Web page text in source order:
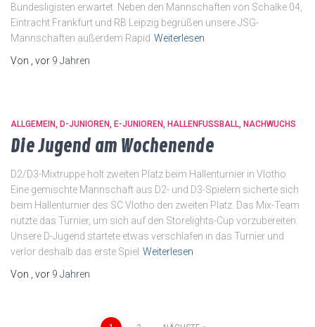
Bundesligisten erwartet. Neben den Mannschaften von Schalke 04,
Eintracht Frankfurt und RB Leipzig begrüßen unsere JSG-
Mannschaften außerdem Rapid Weiterlesen
Von
, vor 9 Jahren
ALLGEMEIN D-JUNIOREN E-JUNIOREN HALLENFUSSBALL NACHWUCHS
Die Jugend am Wochenende
D2/D3-Mixtruppe holt zweiten Platz beim Hallenturnier in Vlotho
Eine gemischte Mannschaft aus D2- und D3-Spielern sicherte sich
beim Hallenturnier des SC Vlotho den zweiten Platz. Das Mix-Team
nutzte das Turnier, um sich auf den Storelights-Cup vorzubereiten.
Unsere D-Jugend startete etwas verschlafen in das Turnier und
verlor deshalb das erste Spiel Weiterlesen
Von
, vor 9 Jahren